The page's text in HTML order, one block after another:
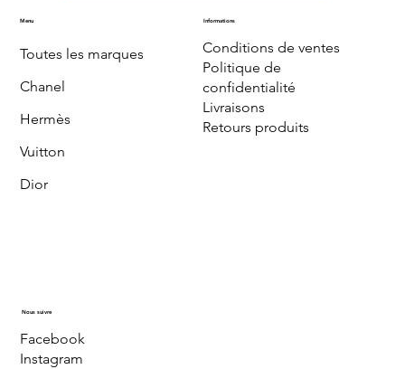
Menu
Toutes les marques
Chanel
Hermès
Vuitton
Dior
Informations
Conditions de ventes
Politique de
confidentialité
Livraisons
Retours produits
Nous suivre
Facebook
Instagram